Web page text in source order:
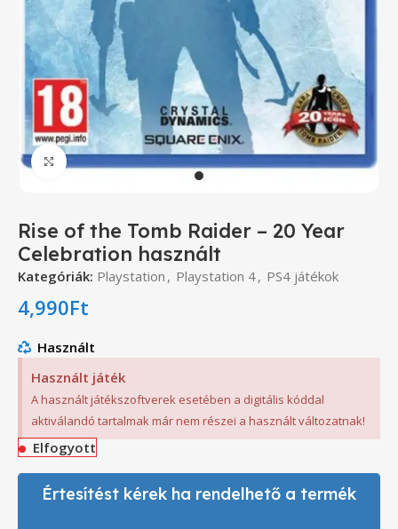
Click to enlarge
Rise of the Tomb Raider – 20 Year
Celebration használt
Kategóriák: Playstation , Playstation 4, PS4 játékok
4,990Ft
Használt
Használt játék
A használt játékszoftverek esetében a digitális kóddal
aktiválandó tartalmak már nem részei a használt változatnak!
Elfogyott
Értesítést kérek ha rendelhető a termék